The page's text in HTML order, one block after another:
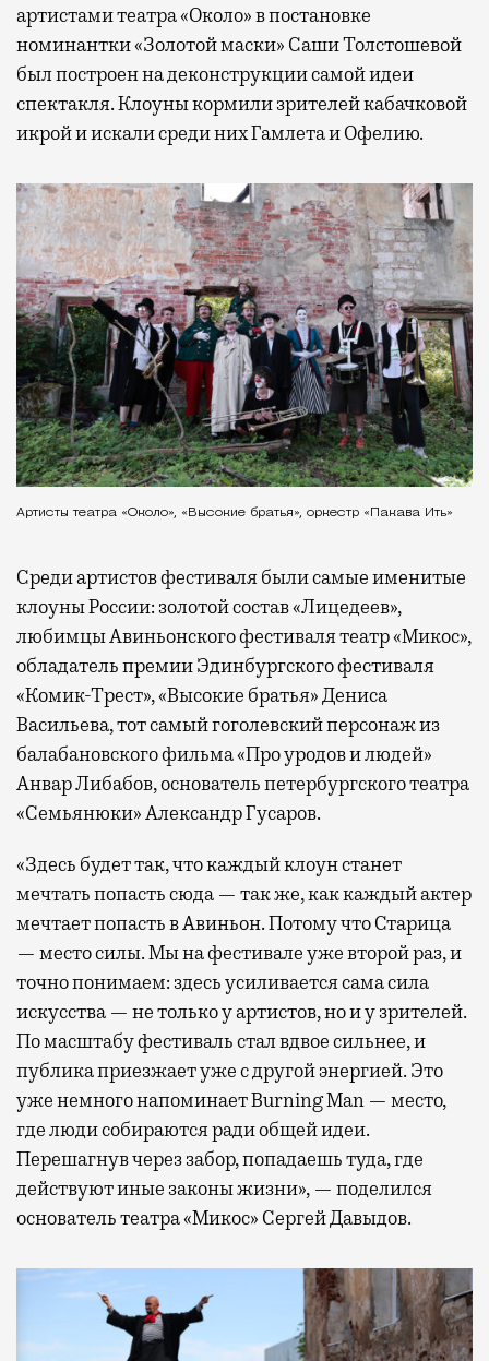
артистами театра «Около» в постановке
номинантки «Золотой маски» Саши Толстошевой
был построен на деконструкции самой идеи
спектакля. Клоуны кормили зрителей кабачковой
икрой и искали среди них Гамлета и Офелию.
Артисты театра «Около», «Высокие братья», оркестр «Пакава Ить»
Среди артистов фестиваля были самые именитые
клоуны России: золотой состав «Лицедеев»,
любимцы Авиньонского фестиваля театр «Микос»,
обладатель премии Эдинбургского фестиваля
«Комик-Трест», «Высокие братья» Дениса
Васильева, тот самый гоголевский персонаж из
балабановского фильма «Про уродов и людей»
Анвар Либабов, основатель петербургского театра
«Семьянюки» Александр Гусаров.
«Здесь будет так, что каждый клоун станет
мечтать попасть сюда — так же, как каждый актер
мечтает попасть в Авиньон. Потому что Старица
— место силы. Мы на фестивале уже второй раз, и
точно понимаем: здесь усиливается сама сила
искусства — не только у артистов, но и у зрителей.
По масштабу фестиваль стал вдвое сильнее, и
публика приезжает уже с другой энергией. Это
уже немного напоминает Burning Man — место,
где люди собираются ради общей идеи.
Перешагнув через забор, попадаешь туда, где
действуют иные законы жизни», — поделился
основатель театра «Микос» Сергей Давыдов.